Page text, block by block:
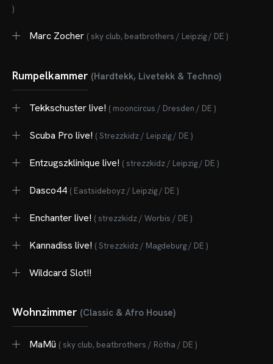
)
Marc Zocher ( sky club, beatbrothers / Leipzig / DE )
Rumpelkammer (Hardtekk, Livetekk & Techno)
Tekkschuster live! ( mooncircus / Dresden / DE )
Scuba Pro live! ( Strezzkidz / Leipzig / DE )
Entzugszklinique live! ( strezzkidz / Leipzig / DE )
Dasco44 ( Eastsideboyz / Leipzig / DE )
Enchanter live! ( strezzkidz / Worbis / DE )
Kannadiss live! ( Strezzkidz / Magdeburg / DE )
Wildcard Slot!!
Wohnzimmer (Classic & Afro House)
MaMü ( sky club, beatbrothers / Rötha / DE )